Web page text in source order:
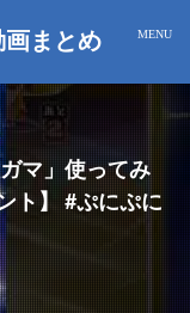
画まとめ
マ」使ってみ
ト】 #ぷにぷに